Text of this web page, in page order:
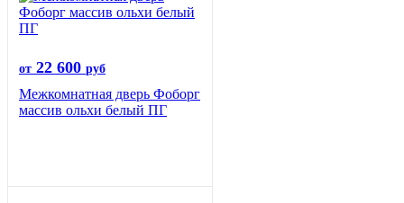
от 22 600 руб
Межкомнатная дверь Фоборг
массив ольхи белый ПГ